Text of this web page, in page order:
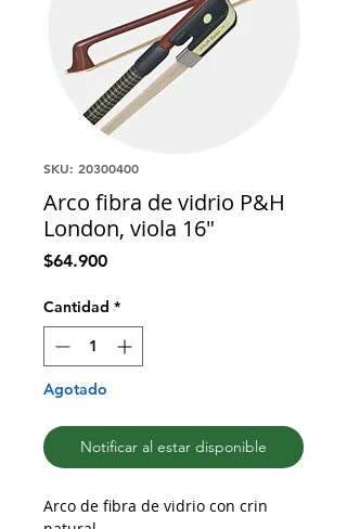
SKU: 20300400
Arco fibra de vidrio P&H
London, viola 16"
$64.900Precio
Cantidad *
Agotado
Notificar al estar disponible
Arco de fibra de vidrio con crin